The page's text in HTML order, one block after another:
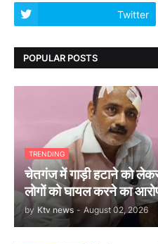
Twitter
POPULAR POSTS
TRENDING
चेतगंज में गाड़ी हटाने को
लोगों को घायल करने का
by Ktv news - August 02, 2026